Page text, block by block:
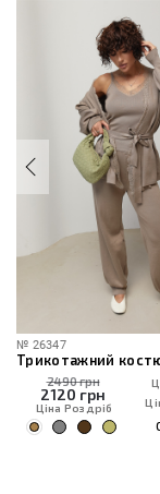
№ 26347
2490 грн
2120 грн
Ціна Роздріб